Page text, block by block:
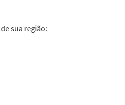
de sua região: